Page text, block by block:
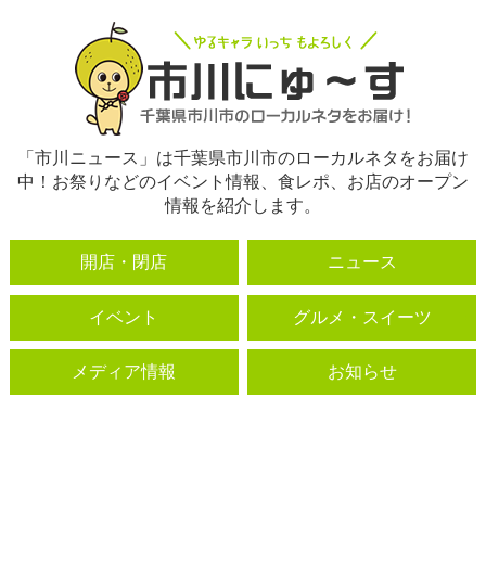
「市川ニュース」は千葉県市川市のローカルネタをお届け
中！お祭りなどのイベント情報、食レポ、お店のオープン
情報を紹介します。
開店・閉店 ニュース
イベント グルメ・スイーツ
メディア情報 お知らせ